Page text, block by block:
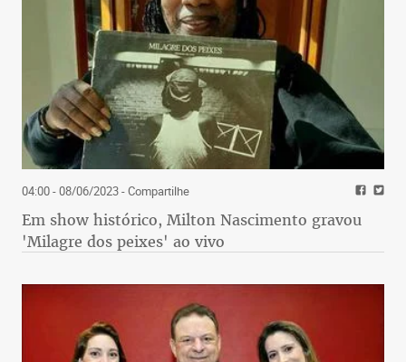
04:00 - 08/06/2023- Compartilhe
Em show histórico, Milton Nascimento gravou
'Milagre dos peixes' ao vivo